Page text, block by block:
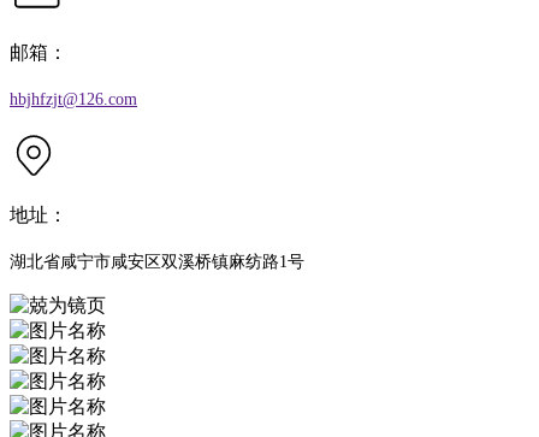
邮箱：
hbjhfzjt@126.com
地址：
湖北省咸宁市咸安区双溪桥镇麻纺路1号